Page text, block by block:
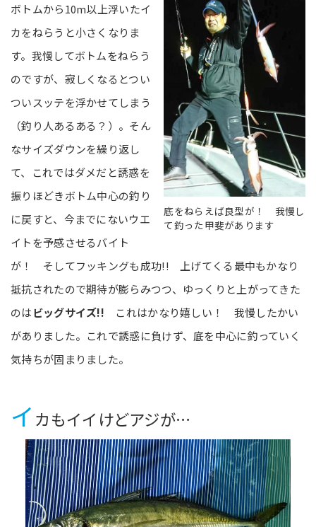
底をねらえば良型が！ 我慢し
て釣った甲斐があります
ボトムから10m以上浮いたイ
カをねらうと小さくなりま
す。我慢してボトムをねらう
のですが、寂しくなるとつい
ついスッテを浮かせてしまう
（釣り人あるある？）。そん
なサイズダウンを繰り返し
て、これではダメだと誘惑を
振りほどきボトム中心の釣り
に戻すと、今までにないウエ
イトを予感させるバイト
が！ そしてフッキングも成功!! 上げてくる最中もかなり
抵抗されたので期待が膨らみつつ、ゆっくりと上がってきた
のはビッグサイズ!! これはかなり嬉しい！ 我慢したかい
がありました。これで誘惑に負けず、底を中心に釣っていく
気持ちが固まりました。
イ カもイイけどアジが…